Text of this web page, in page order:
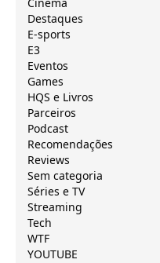
Cinema
Destaques
E-sports
E3
Eventos
Games
HQS e Livros
Parceiros
Podcast
Recomendações
Reviews
Sem categoria
Séries e TV
Streaming
Tech
WTF
YOUTUBE